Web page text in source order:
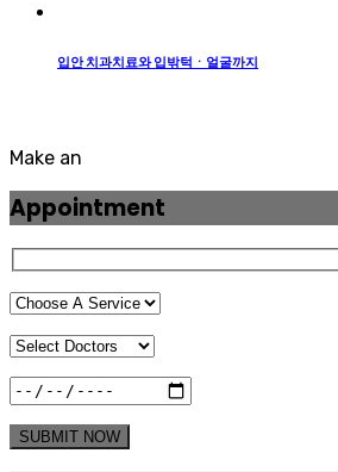
입안 치과치료와 입밖턱ㆍ얼굴까지
Make an
Appointment
SUBMIT NOW